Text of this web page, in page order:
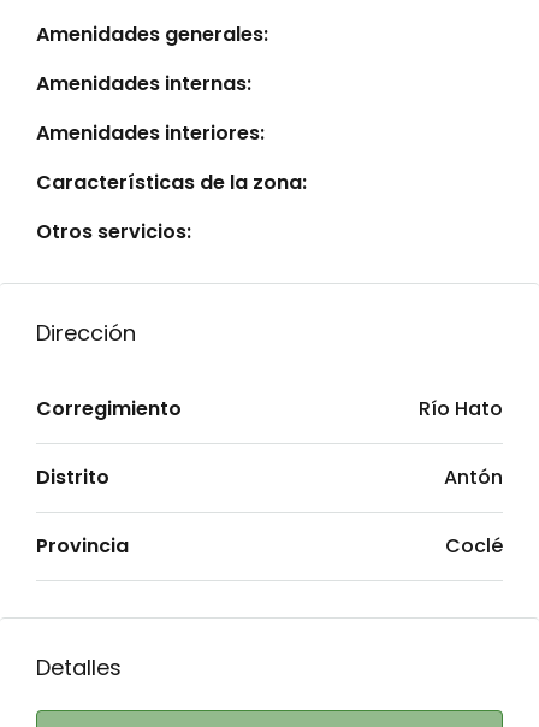
Amenidades generales:
Amenidades internas:
Amenidades interiores:
Características de la zona:
Otros servicios:
Dirección
Corregimiento Río Hato
Distrito Antón
Provincia Coclé
Detalles